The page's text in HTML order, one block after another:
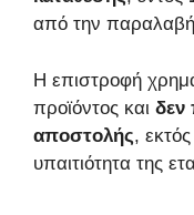
από την παραλαβή
Η επιστροφή
προϊόντος και δεν
αποστολής,
υπαιτιότητα της